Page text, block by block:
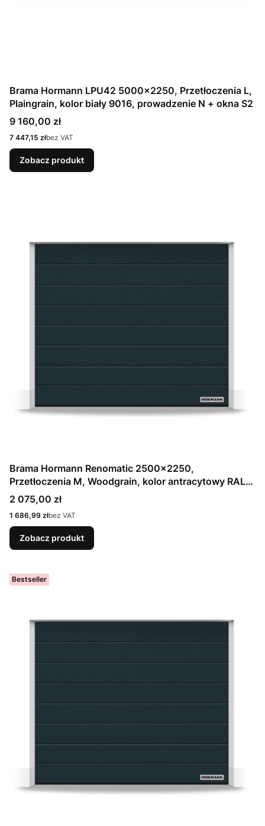
Brama Hormann LPU42 5000x2250, Przetłoczenia L,
Plaingrain, kolor biały 9016, prowadzenie N + okna S2
Cena
9 160,00 zł
Cena
7 447,15 złbez VAT
Zobacz produkt
Brama Hormann Renomatic 2500x2250,
Przetłoczenia M, Woodgrain, kolor antracytowy RAL
7016 / OCYNK + Prowadzenie Z
Cena
2 075,00 zł
Cena
1 686,99 złbez VAT
Zobacz produkt
Bestseller